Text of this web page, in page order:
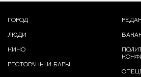
ГОРОД
ЛЮДИ
КИНО
РЕСТОРАНЫ И БАРЫ